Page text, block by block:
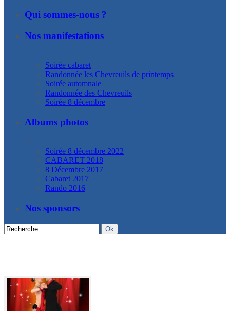
Qui sommes-nous ?
Nos manifestations
+
Soirée cabaret
Randonnée les Chevreuils de printemps
Soirée automnale
Randonnée des Chevreuils
Soirée 8 décembre
Albums photos
+
Soirée 8 décembre 2022
CABARET 2018
8 Décembre 2017
Cabaret 2017
Rando 2016
Nos sponsors